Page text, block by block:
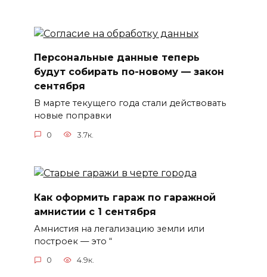
Персональные данные теперь
будут собирать по-новому — закон
сентября
В марте текущего года стали действовать
новые поправки
0 3.7к.
Как оформить гараж по гаражной
амнистии с 1 сентября
Амнистия на легализацию земли или
построек — это “
0 4.9к.